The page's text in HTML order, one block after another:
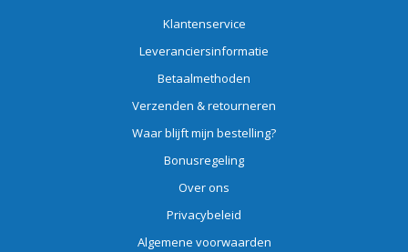
Klantenservice
Leveranciersinformatie
Betaalmethoden
Verzenden & retourneren
Waar blijft mijn bestelling?
Bonusregeling
Over ons
Privacybeleid
Algemene voorwaarden